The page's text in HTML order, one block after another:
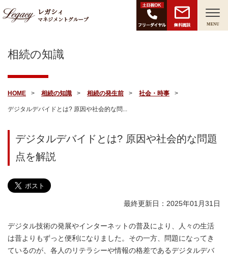
レガシィ
マネジメントグループ
無料面談 MENU
相続の知識
HOME 相続の知識 相続の発生前 社会・時事
デジタルデバイドとは? 原因や社会的な問...
デジタルデバイドとは? 原因や社会的な問題
点を解説
最終更新日：2025年01月31日
デジタル技術の発展やインターネットの普及により、人々の生活
は昔よりもずっと便利になりました。その一方、問題になってき
ているのが、各人のリテラシーや情報の格差であるデジタルデバ